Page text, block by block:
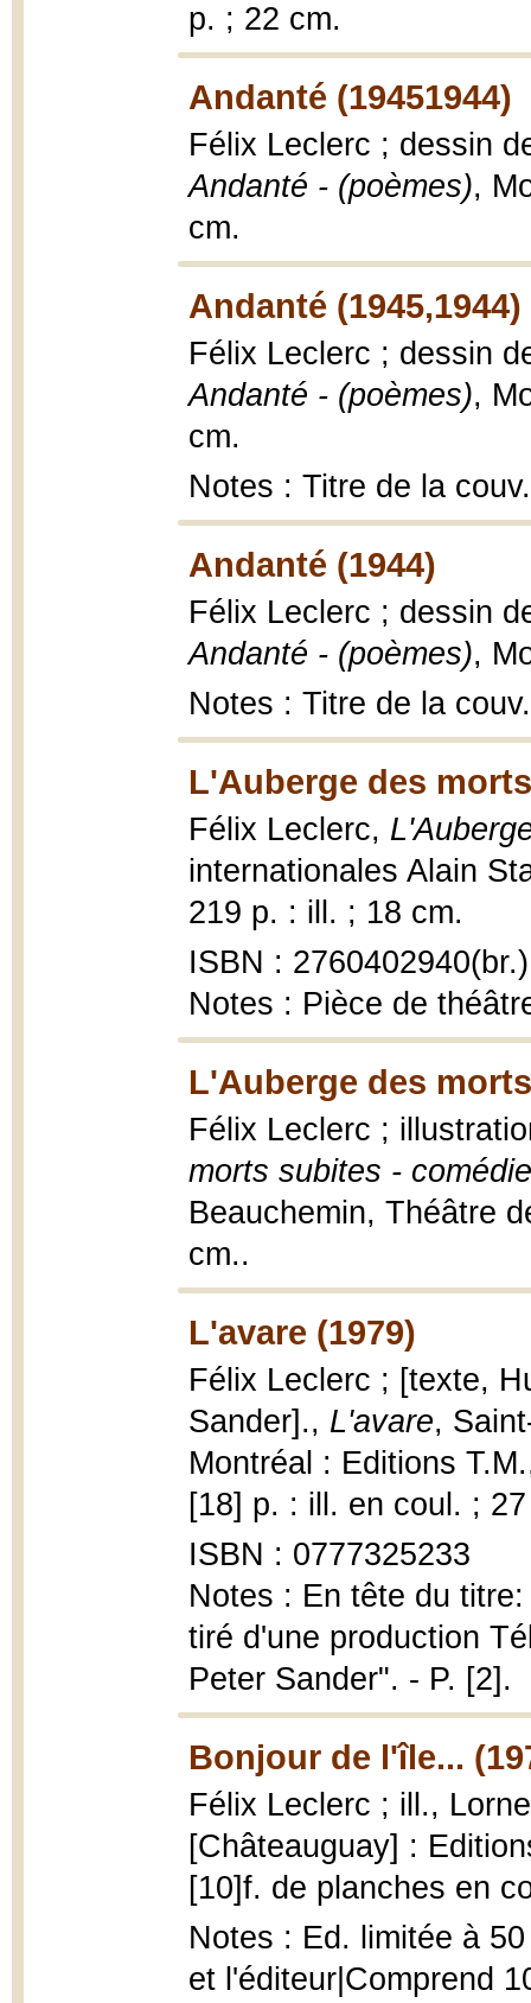
p. ; 22 cm.
Andanté (19451944)
Félix Leclerc ; dessin
Andanté - (poèmes),
cm.
Andanté (1945,1944)
Félix Leclerc ; dessin
Andanté - (poèmes),
cm.
Notes : Titre de la
Andanté (1944)
Félix Leclerc ; dessin
Andanté - (poèmes),
Notes : Titre de la
L'Auberge des
Félix Leclerc,
internationales Alain
219 p. : ill. ; 18 cm.
ISBN : 2760402940(br.)
Notes : Pièce de
L'Auberge des
Félix Leclerc ;
morts subites -
Beauchemin, Théâtre
cm..
L'avare (1979)
Félix Leclerc ; [texte,
Sander]., L'avare,
Montréal : Editions
[18] p. : ill. en coul. ;
ISBN : 0777325233
Notes : En tête du
tiré d'une production
Peter Sander". - P. [2].
Bonjour de l'île...
Félix Leclerc ; ill.,
[Châteauguay] :
[10]f. de planches en
Notes : Ed. limitée à
et l'éditeur|Comprend